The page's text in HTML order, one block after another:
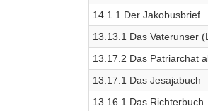
14.1.1 Der Jakobusbrief
13.13.1 Das Vaterunser
13.17.2 Das Patriarchat
13.17.1 Das Jesajabuch
13.16.1 Das Richterbuch